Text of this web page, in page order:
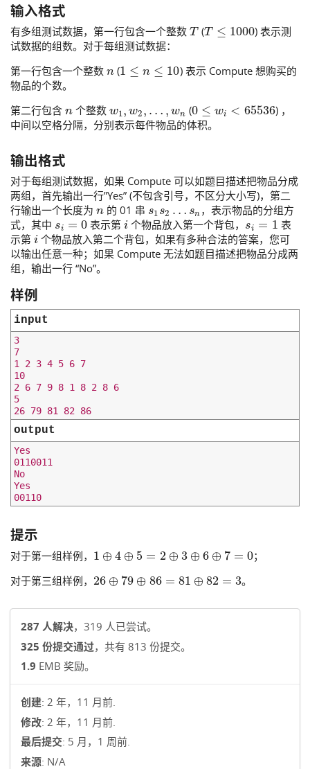
输入格式
有多组测试数据，第一行包含一个整数 T(T≤ 1000
) 表示测
试数据的组数。对于每组测试数据：
第一行包含一个整数
(1 n 10
) 表示 Compute 想购买的
物品的个数。
第二行包含
个整数 (0 w 65536
) ，
中间以空格分隔，分别表示每件物品的体积。
输出格式
对于每组测试数据，如果 Compute 可以如题目描述把物品分成
两组，首先输出一行”Yes” (不包含引号，不区分大小写)，第二
行输出一个长度为 n的 01 串 s1s2 …s n ，表示物品的分组方
式，其中 s =0 表示第i 个物品放入第一个背包， si=1
表
示第 i 个物品放入第二个背包，如果有多种合法的答案，您可
以输出任意一种；如果 Compute 无法如题目描述把物品分成两
组，输出一行 “No”。
样例
input
3
7
1 2 3 4 5 6 7
10
2 6 7 9 8 1 8 2 8 6
5
26 79 81 82 86
output
Yes
0110011
No
Yes
00110
提示
对于第一组样例， 1 4 5= ⊕ ⊕6 7
；
对于第三组样例， 26 79 86= 81⊕ =3 。
287 人解决，319 人已尝试。
325 份提交通过，共有 813 份提交。
1.9 EMB 奖励。
创建: 2 年，11 月前.
修改: 2 年，11 月前.
最后提交: 5 月，1 周前.
来源: N/A